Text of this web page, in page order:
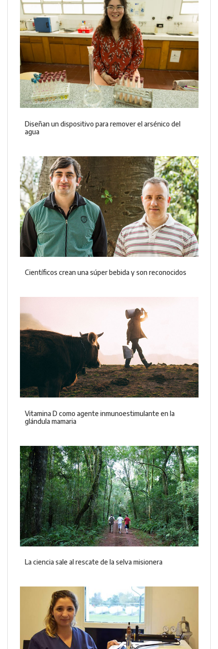
Diseñan un dispositivo para remover el arsénico del
agua
Científicos crean una súper bebida y son reconocidos
Vitamina D como agente inmunoestimulante en la
glándula mamaria
La ciencia sale al rescate de la selva misionera